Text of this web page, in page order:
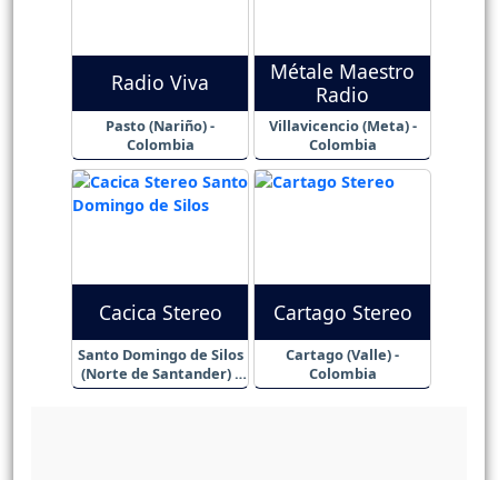
Radio Viva
Pasto (Nariño) -
Colombia
Métale Maestro
Radio
Villavicencio (Meta) -
Colombia
Cacica Stereo
Santo Domingo de Silos
(Norte de Santander) -
Colombia
Cartago Stereo
Cartago (Valle) -
Colombia